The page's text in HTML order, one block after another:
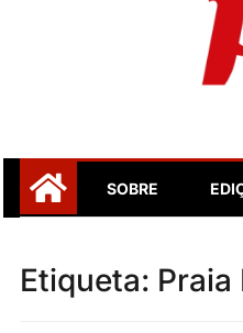
SOBRE
Etiqueta: Praia